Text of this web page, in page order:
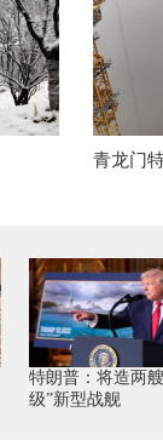
青龙门
特朗普：将造两
级”新型战舰